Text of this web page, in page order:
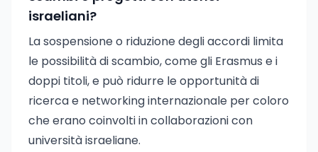
israeliani?
La sospensione o riduzione degli accordi limita
le possibilità di scambio, come gli Erasmus e i
doppi titoli, e può ridurre le opportunità di
ricerca e networking internazionale per coloro
che erano coinvolti in collaborazioni con
università israeliane.